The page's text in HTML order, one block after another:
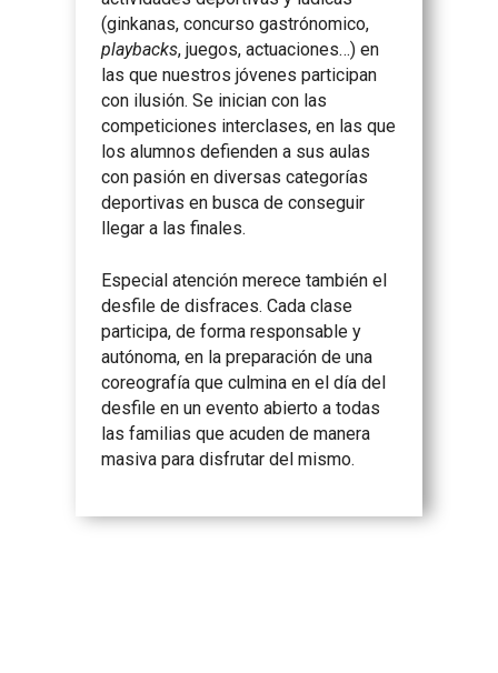
(ginkanas, concurso gastrónomico,
playbacks, juegos, actuaciones…) en
las que nuestros jóvenes participan
con ilusión. Se inician con las
competiciones interclases, en las que
los alumnos defienden a sus aulas
con pasión en diversas categorías
deportivas en busca de conseguir
llegar a las finales.
Especial atención merece también el
desfile de disfraces. Cada clase
participa, de forma responsable y
autónoma, en la preparación de una
coreografía que culmina en el día del
desfile en un evento abierto a todas
las familias que acuden de manera
masiva para disfrutar del mismo.